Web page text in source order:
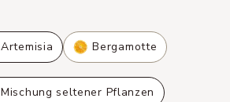
Artemisia Bergamotte
Mischung seltener Pflanzen